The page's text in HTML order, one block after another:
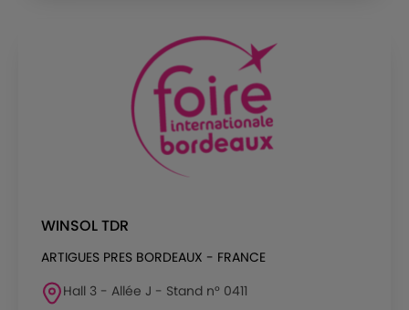
WINSOL TDR
ARTIGUES PRES BORDEAUX - FRANCE
Hall 3 - Allée J - Stand n° 0411